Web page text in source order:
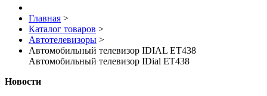
Главная >
Каталог товаров >
Автотелевизоры >
Автомобильный телевизор IDIAL ET438
Автомобильный телевизор IDial ET438
Новости